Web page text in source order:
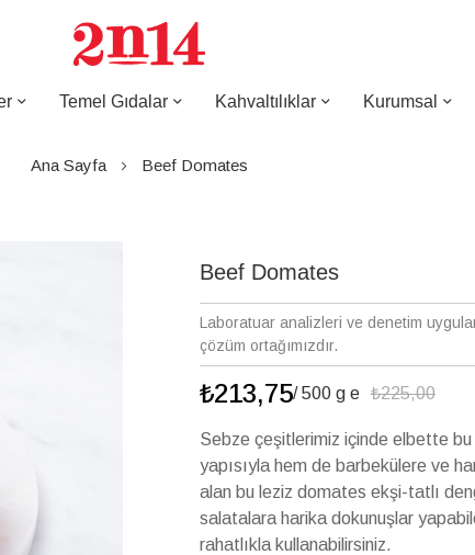
Temel Gıdalar Kahvaltılıklar Kurumsal
Ana Sayfa Beef Domates
Beef Domates
Laboratuar analizleri ve denetim
çözüm ortağımızdır.
₺213,75/ 500 g e ₺225,00
Sebze çeşitlerimiz içinde elbette
yapısıyla hem de barbekülere ve
alan bu leziz domates ekşi-tatlı
salatalara harika dokunuşlar
rahatlıkla kullanabilirsiniz.